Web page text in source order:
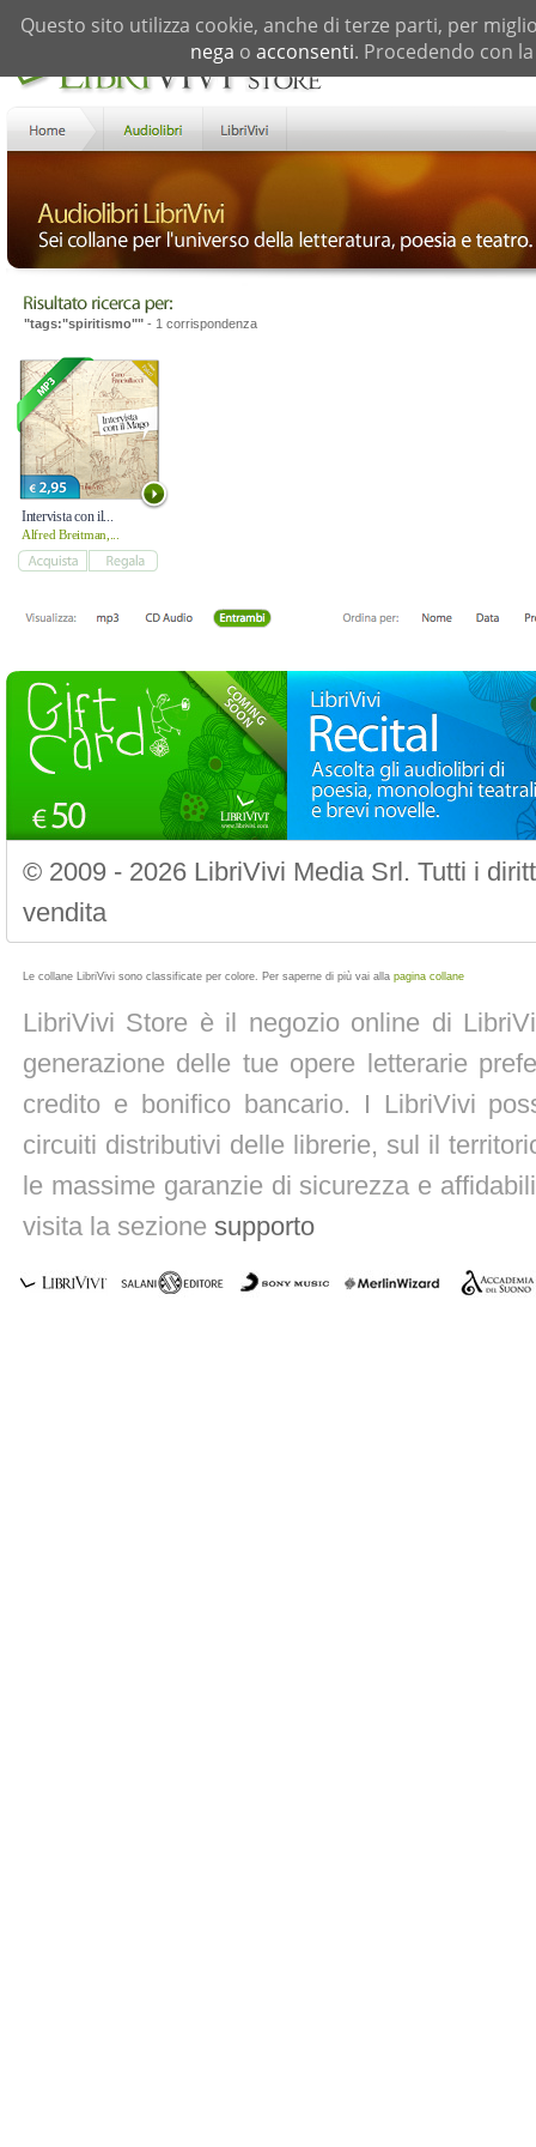
"tags:"spiritismo"" - 1 corrispondenza
Intervista con il...
Alfred Breitman,...
© 2009 - 2026 LibriVivi Media Srl. Tutti i
vendita
Le collane LibriVivi sono classificate per colore. Per saperne di più vai alla pagina collane
LibriVivi Store è il negozio online di
generazione delle tue opere letterarie
credito e bonifico bancario. I LibriVivi
circuiti distributivi delle librerie, sul il
le massime garanzie di sicurezza e
visita la sezione supporto
Questo sito utilizza cookie, anche di terze parti, per
nega o acconsenti. Procedendo con